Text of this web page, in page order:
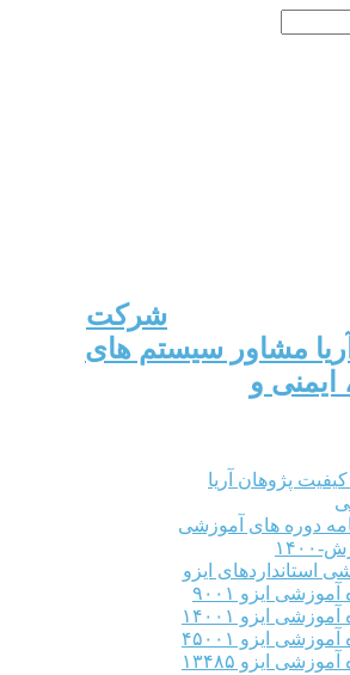
شرکت
مشاور سیستم های
و
پژوهان آریا
دوره های آموزشی
استانداردهای ایزو
ایزو ۹۰۰۱
ایزو ۱۴۰۰۱
ایزو ۴۵۰۰۱
ایزو ۱۳۴۸۵